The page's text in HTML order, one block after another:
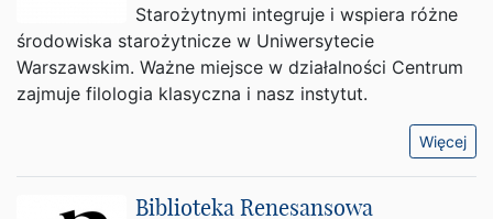
Starożytnymi integruje i wspiera różne
środowiska starożytnicze w Uniwersytecie
Warszawskim. Ważne miejsce w działalności Centrum
zajmuje filologia klasyczna i nasz instytut.
Więcej
Biblioteka Renesansowa